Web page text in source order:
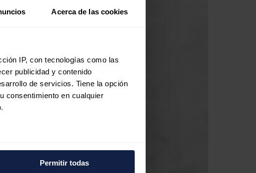
Acerca de las cookies
IP, con tecnologías como las
publicidad y contenido
de servicios. Tiene la opción
consentimiento en cualquier
Permitir todas